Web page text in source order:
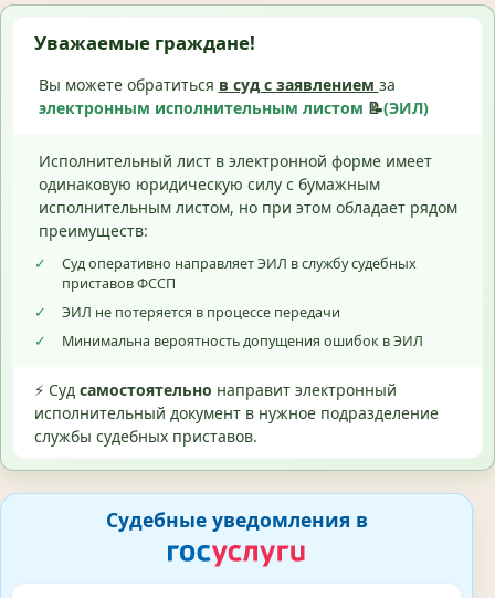
Уважаемые граждане!
Вы можете обратиться в суд с заявлением за
электронным исполнительным листом 📝(ЭИЛ)
Исполнительный лист в электронной форме имеет
одинаковую юридическую силу с бумажным
исполнительным листом, но при этом обладает рядом
преимуществ:
✓
Суд оперативно направляет ЭИЛ в службу судебных
приставов ФССП
✓
ЭИЛ не потеряется в процессе передачи
✓
Минимальна вероятность допущения ошибок в ЭИЛ
⚡ Суд самостоятельно направит электронный
исполнительный документ в нужное подразделение
службы судебных приставов.
Судебные уведомления в